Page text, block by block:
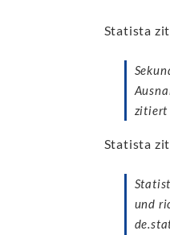
Statista
zitiert
Statista
und